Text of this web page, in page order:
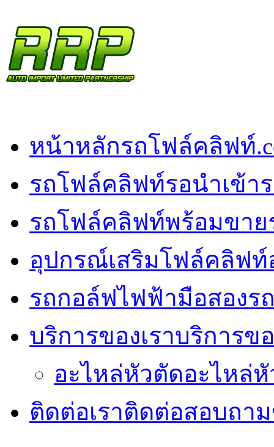
หน้าหลักรถโฟล์คลิฟท์
รถโฟล์คลิฟท์รอนำเข้า
รถโฟล์คลิฟท์พร้อมขาย
อุปกรณ์เสริมโฟล์คลิฟท์
รถกอล์ฟไฟฟ้ามือสองร
บริการของเราบริการข
อะไหล่หัวตัดอะไหล่
ติดต่อเราติดต่อสอบถา